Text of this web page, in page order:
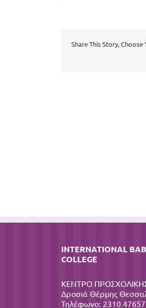
Share This Story,
INTERNATIONAL
COLLEGE
ΚΕΝΤΡΟ
Δροσιά Θέρμης
Τηλέφωνο: 2310